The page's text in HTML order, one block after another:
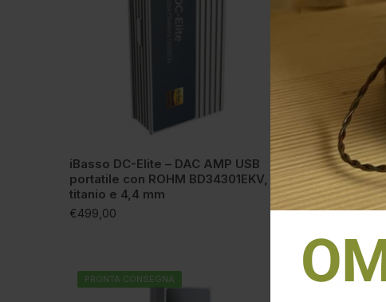
iBasso DC-Elite – DAC AMP USB
portatile con ROHM BD34301EKV,
titanio e 4,4 mm
€499,00
iBasso DC-
riferimento
€499,00 €
PRONTA CONSEGNA PRONTA